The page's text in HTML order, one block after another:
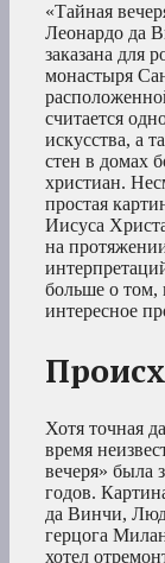
«Тайная
Леонардо да
заказана для
монастыря
считается
искусства, а
стен в домах
христиан.
простая
Иисуса
на
больше о том,
интересное
Хотя точная
время
вечеря» была
годов.
да Винчи,
герцога
хотел